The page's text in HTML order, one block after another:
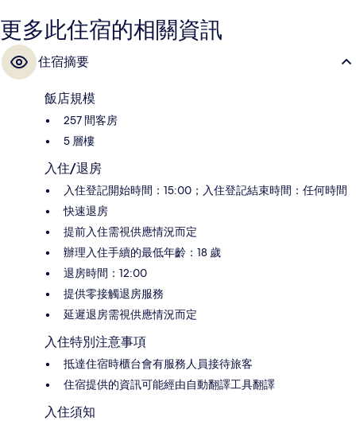
更多此住宿的相關資訊
住宿摘要
飯店規模
257 間客房
5 層樓
入住/退房
入住登記開始時間：15:00；入住登記結束時間：任何時間
快速退房
提前入住需視供應情況而定
辦理入住手續的最低年齡：18 歲
退房時間：12:00
提供零接觸退房服務
延遲退房需視供應情況而定
入住特別注意事項
抵達住宿時櫃台會有服務人員接待旅客
住宿提供的資訊可能經由自動翻譯工具翻譯
入住須知